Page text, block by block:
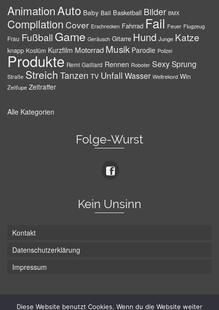
AnimationAuto Baby Ball Basketball Bilder BMX
Compilation Cover Erschrecken Fahrrad Fail Feuer Flugzeug
Frau Fußball Game Geräusch Gitarre Hund Junge Katze
knapp Kostüm Kurzfilm Motorrad Musik Parodie Polizei
Produkte Remi Gaillard Rennen Roboter SexySprung
Straße Streich Tanzen TV Unfall Wasser Weltrekord Win
Zeitlupe Zeitraffer
Alle Kategorien
Folge-Wurst
Kein Unsinn
Kontakt
Datenschutzerklärung
Impressum
Diese Website benutzt Cookies. Wenn du die Website weiter